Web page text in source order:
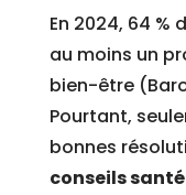
En 2024, 64 %
au moins un
bien-être
Pourtant,
bonnes
conseils santé